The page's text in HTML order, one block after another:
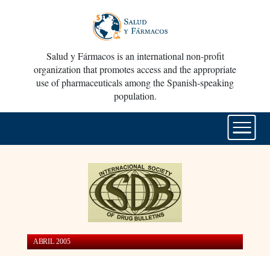
Salud y Fármacos is an international non-profit
organization that promotes access and the appropriate
use of pharmaceuticals among the Spanish-speaking
population.
ABRIL 2005